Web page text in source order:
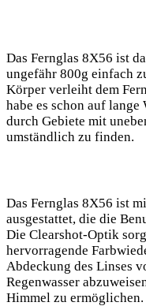
Das Fernglas 8X56 ist
ungefähr 800g einfach
Körper verleiht dem
habe es schon auf lange
durch Gebiete mit
umständlich zu finden.
Das Fernglas 8X56 ist
ausgestattet, die die
Die Clearshot-Optik
hervorragende
Abdeckung des Linses
Regenwasser
Himmel zu ermöglichen.